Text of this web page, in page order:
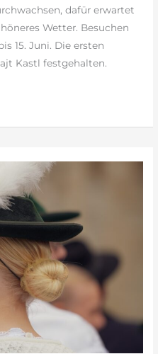
dafür erwartet
Wetter. Besuchen
15. Juni. Die ersten
Kastl festgehalten.